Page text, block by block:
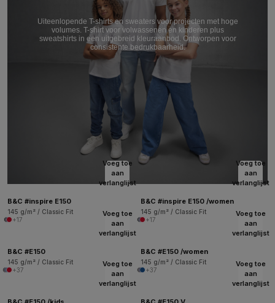
Uiteenlopende T-shirts en sweaters voor projecten met hoge
volumes. T-shirt voor volwassenen en kinderen plus
sweatshirts in een uitgebreid kleuraanbod. Ontworpen voor
consistente bedrukbaarheid.
Voeg toe
aan
verlanglijst
B&C #inspire E150
145 g/m² / Classic Fit
+17
Voeg toe
aan
verlanglijst
B&C #inspire E150 /women
145 g/m² / Classic Fit
+17
Voeg toe
aan
verlanglijst
B&C #E150
145 g/m² / Classic Fit
+37
Voeg toe
aan
verlanglijst
B&C #E150 /women
145 g/m² / Classic Fit
+37
Voeg toe
aan
verlanglijst
Voeg toe
aan
verlanglijst